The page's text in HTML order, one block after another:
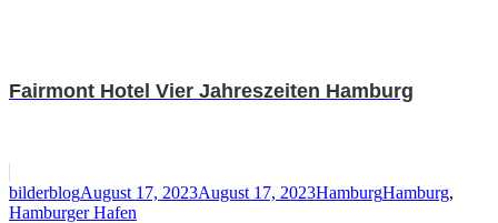
Fairmont Hotel Vier Jahreszeiten Hamburg
Autor
bilderblogVeröffentlicht
am
August 17, 2023August 17, 2023Kategorien
HamburgSchlagwörter
Hamburg,
Hamburger Hafen